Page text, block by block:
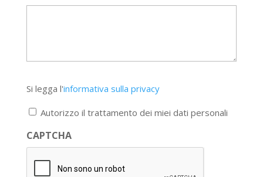
legga
l'informativa
privacy
*
Si legga l'informativa sulla privacy
Autorizzo il trattamento dei miei dati personali
CAPTCHA